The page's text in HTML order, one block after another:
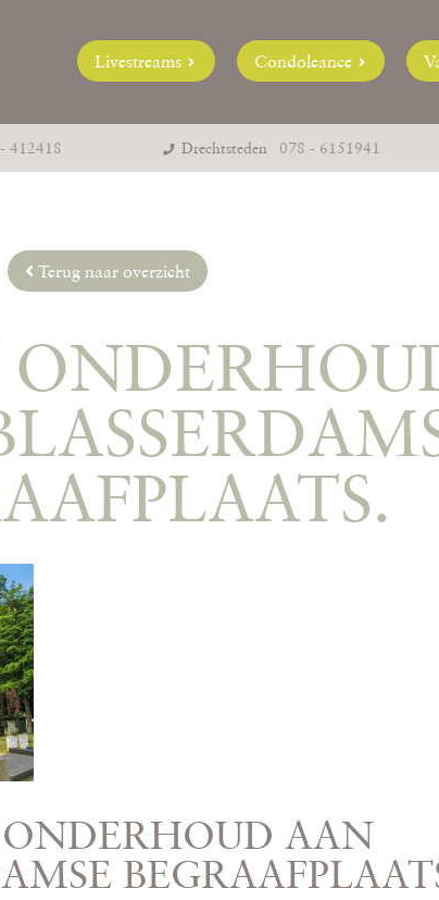
Livestreams Condoleance
412418 Drechtsteden 078 - 6151941
Terug naar overzicht
AAN